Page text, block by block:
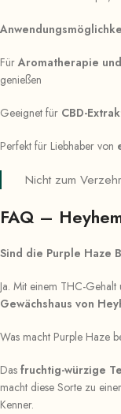
FürAromatherapie
genießen
Geeignet für CBD-
Perfekt für Liebhaber von
Nicht zum
FAQ –
Sind die Purple Haze
Ja. Mit einem THC-
Gewächshaus von
Was macht Purple Haze
Das fruchtig-würzige
macht diese Sorte zu einer
Kenner.